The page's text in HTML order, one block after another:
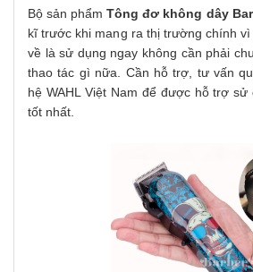
Bộ sản phẩmTông đơ không dây
kĩ trước khi mang ra thị trường chính
về là sử dụng ngay không cần phải
thao tác gì nữa. Cần hỗ trợ, tư vấn
hệ WAHL Việt Nam để được hỗ trợ
tốt nhất.